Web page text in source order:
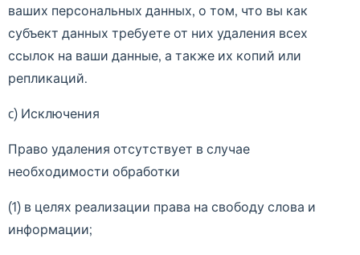
ваших персональных данных, о том, что вы как
субъект данных требуете от них удаления всех
ссылок на ваши данные, а также их копий или
репликаций.
c) Исключения
Право удаления отсутствует в случае
необходимости обработки
(1) в целях реализации права на свободу слова и
информации;